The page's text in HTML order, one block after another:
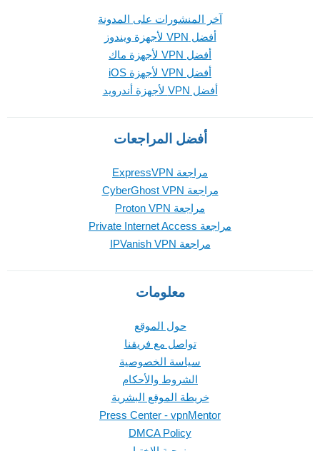
آخر المنشورات على المدونة
أفضل VPN لأجهزة ويندوز
أفضل VPN لأجهزة ماك
أفضل VPN لأجهزة iOS
أفضل VPN لأجهزة أندرويد
أفضل المراجعات
مراجعة ExpressVPN
مراجعة CyberGhost VPN
مراجعة Proton VPN
مراجعة Private Internet Access
مراجعة IPVanish VPN
معلومات
حول الموقع
تواصل مع فريقنا
سياسة الخصوصية
الشروط والأحكام
خريطة الموقع البشرية
Press Center - vpnMentor
DMCA Policy